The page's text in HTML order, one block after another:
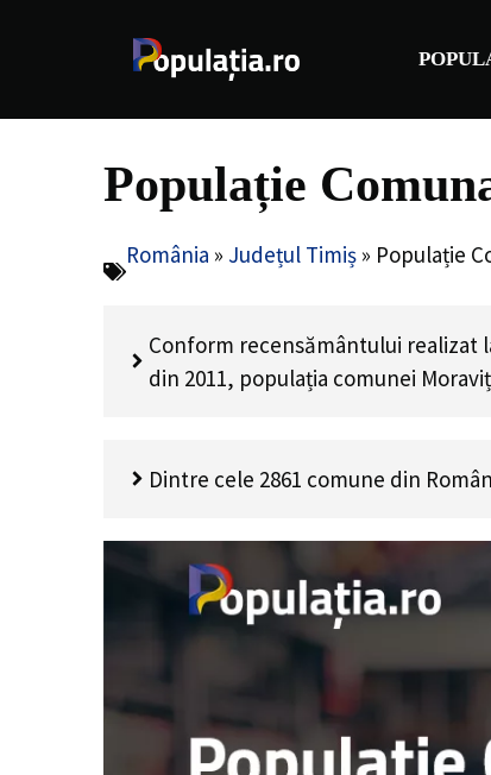
Populație
România » Județul Timiș » Populație
Conform recensământului realizat
din 2011, populația comunei
Dintre cele 2861 comune din